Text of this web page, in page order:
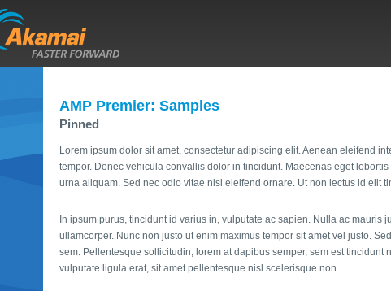
AMP Premier: Samples
Pinned
Lorem ipsum dolor sit amet, consectetur adipiscing elit. Aenean eleifend
tempor. Donec vehicula convallis dolor in tincidunt. Maecenas eget
urna aliquam. Sed nec odio vitae nisi eleifend ornare. Ut non lectus id elit
In ipsum purus, tincidunt id varius in, vulputate ac sapien. Nulla ac
ullamcorper. Nunc non justo ut enim maximus tempor sit amet vel justo.
sem. Pellentesque sollicitudin, lorem at dapibus semper, sem est
vulputate ligula erat, sit amet pellentesque nisl scelerisque non.